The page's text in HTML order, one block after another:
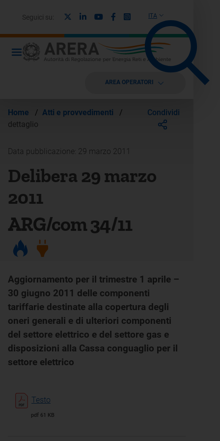
ITA
Seguici su: LinkedinYoutubeFacebook
Instagram
AREA OPERATORI
Home / Atti e provvedimenti
/
dettaglio
Condividi
Data pubblicazione: 29 marzo 2011
Delibera 29 marzo
2011
ARG/com 34/11
Aggiornamento per il trimestre 1 aprile –
30 giugno 2011 delle componenti
tariffarie destinate alla copertura degli
oneri generali e di ulteriori componenti
del settore elettrico e del settore gas e
disposizioni alla Cassa conguaglio per il
settore elettrico
Testo
pdf 61 KB